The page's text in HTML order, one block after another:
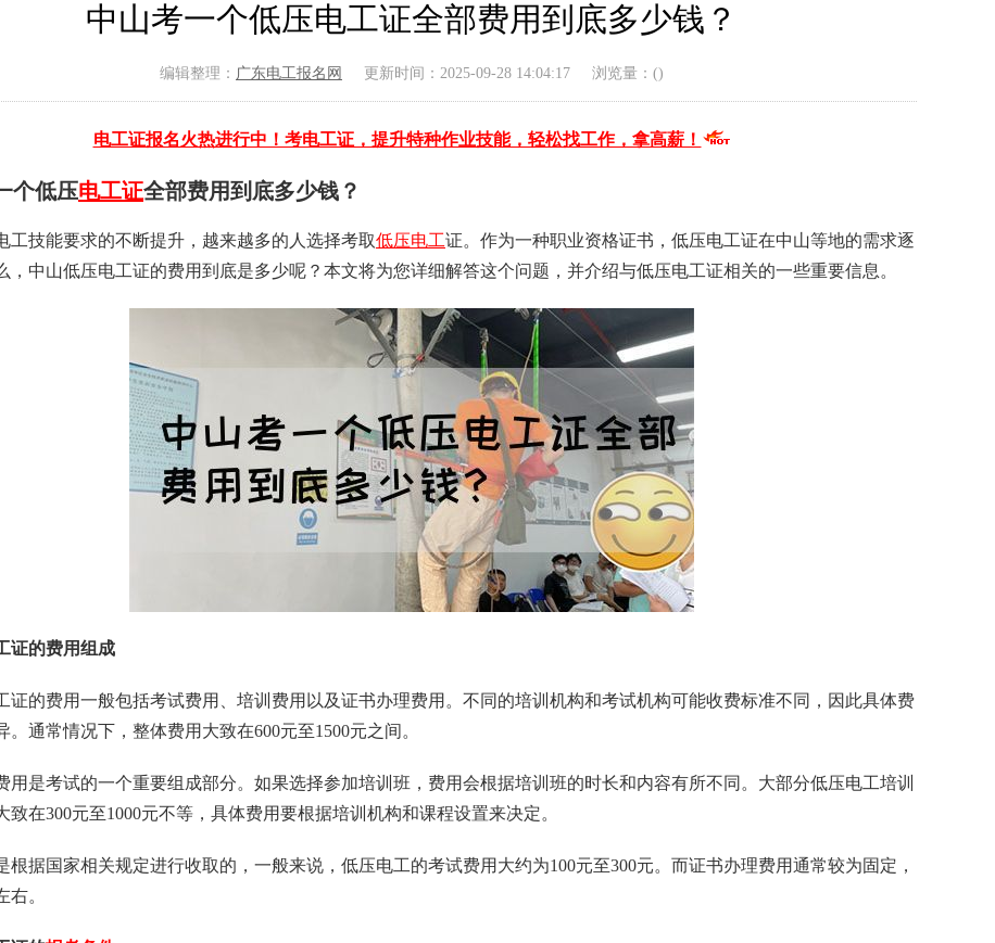
中山考一个低压电工证全部费用到底多少钱？
编辑整理： 广东电工报名网 更新时间：2025-09-28 14:04:17 浏览量：()
电工证报名火热进行中！考电工证，提升特种作业技能，轻松找工作，拿高薪！
个低压电工证全部费用到底多少钱？
工技能要求的不断提升，越来越多的人选择考取低压电工证。作为一种职业资格证书，低压电工证在中山等地的需求逐
，中山低压电工证的费用到底是多少呢？本文将为您详细解答这个问题，并介绍与低压电工证相关的一些重要信息。
证的费用组成
证的费用一般包括考试费用、培训费用以及证书办理费用。不同的培训机构和考试机构可能收费标准不同，因此具体费
。通常情况下，整体费用大致在600元至1500元之间。
用是考试的一个重要组成部分。如果选择参加培训班，费用会根据培训班的时长和内容有所不同。大部分低压电工培训
致在300元至1000元不等，具体费用要根据培训机构和课程设置来决定。
根据国家相关规定进行收取的，一般来说，低压电工的考试费用大约为100元至300元。而证书办理费用通常较为固定，
右。